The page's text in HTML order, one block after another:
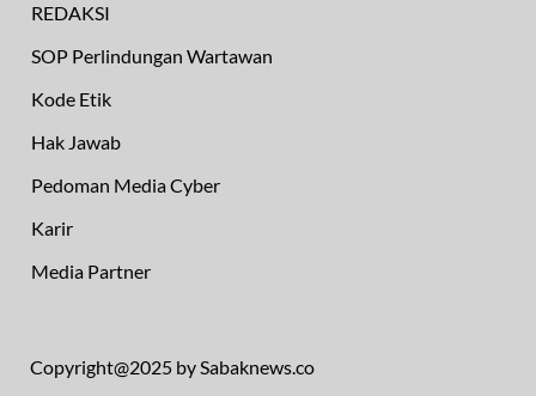
REDAKSI
SOP Perlindungan Wartawan
Kode Etik
Hak Jawab
Pedoman Media Cyber
Karir
Media Partner
Copyright@2025 by Sabaknews.co